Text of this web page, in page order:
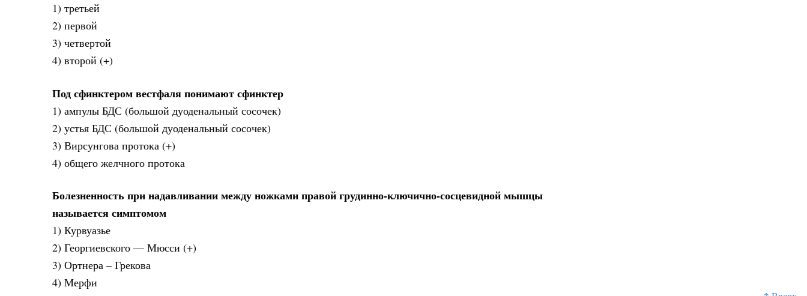
1) третьей
2) первой
3) четвертой
4) второй (+)
Под сфинктером вестфаля понимают сфинктер
1) ампулы БДС (большой дуоденальный сосочек)
2) устья БДС (большой дуоденальный сосочек)
3) Вирсунгова протока (+)
4) общего желчного протока
Болезненность при надавливании между ножками правой грудинно-ключично-сосцевидной мышцы
называется симптомом
1) Курвуазье
2) Георгиевского — Мюсси (+)
3) Ортнера – Грекова
4) Мерфи